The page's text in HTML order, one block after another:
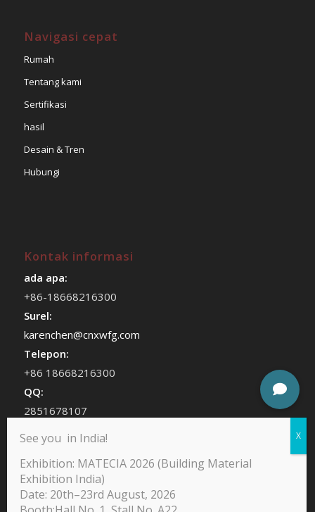
Navigasi cepat
Rumah
Tentang kami
Sertifikasi
hasil
Desain & Tren
Hubungi
Kontak informasi
ada apa:
+86-18668216300
Surel:
karenchen@cnxwfg.com
Telepon:
+86 18668216300
QQ:
2851678107
chenhan409
See you in India!
Exhibition: MATECIA 2026 (Building Material
Exhibition India)
Date: 20th–23rd August, 2026